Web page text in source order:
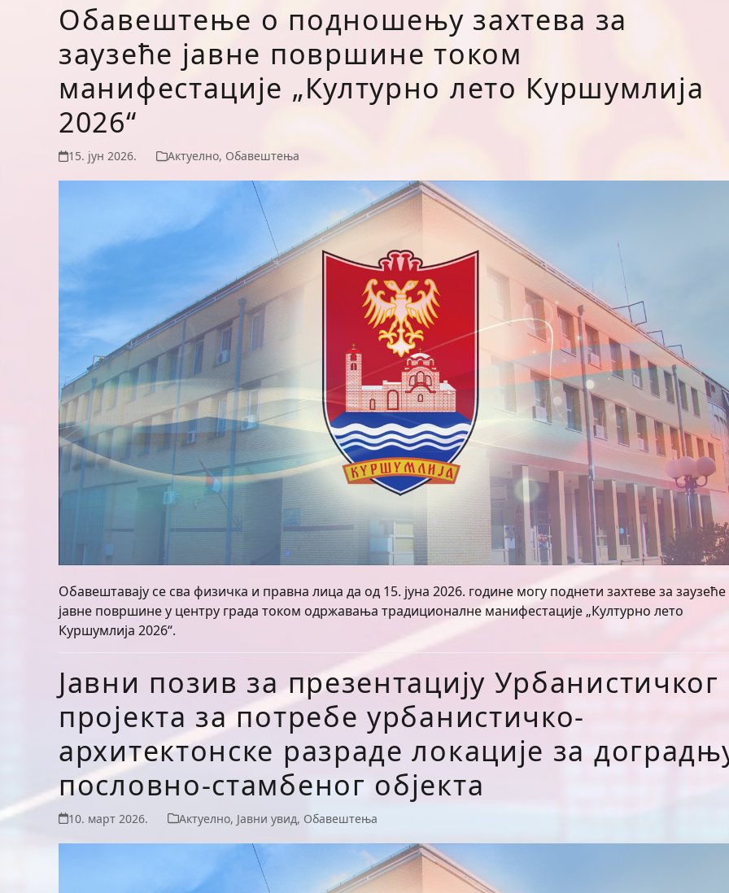
Обавештење о подношењу захтева за
заузеће јавне површине током
манифестације „Културно лето Куршумлија
2026“
15. јун 2026. Актуелно, Обавештења
Обавештавају се сва физичка и правна лица да од 15. јуна 2026. године могу поднети захтеве за заузеће
јавне површине у центру града током одржавања традиционалне манифестације „Културно лето
Куршумлија 2026“.
Јавни позив за презентацију Урбанистичког
пројекта за потребе урбанистичко-
архитектонске разраде локације за
пословно-стамбеног објекта
10. март 2026. Актуелно, Јавни увид, Обавештења